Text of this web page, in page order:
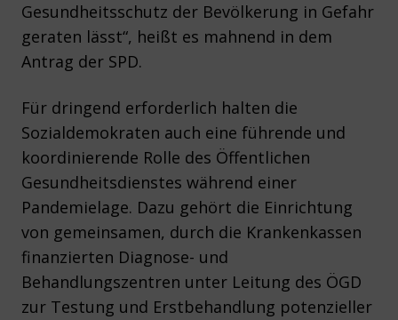
Gesundheitsschutz der Bevölkerung in Gefahr
geraten lässt“, heißt es mahnend in dem
Antrag der SPD.
Für dringend erforderlich halten die
Sozialdemokraten auch eine führende und
koordinierende Rolle des Öffentlichen
Gesundheitsdienstes während einer
Pandemielage. Dazu gehört die Einrichtung
von gemeinsamen, durch die Krankenkassen
finanzierten Diagnose- und
Behandlungszentren unter Leitung des ÖGD
zur Testung und Erstbehandlung potenzieller